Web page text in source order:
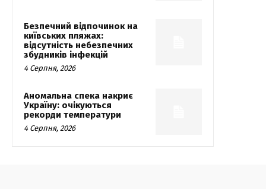
Безпечний відпочинок на
київських пляжах:
відсутність небезпечних
збудників інфекцій
4 Серпня, 2026
Аномальна спека накриє
Україну: очікуються
рекорди температури
4 Серпня, 2026